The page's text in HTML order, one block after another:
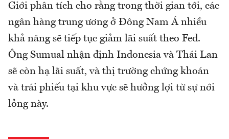
Giới phân tích cho rằng trong thời gian tới, các
ngân hàng trung ương ở Đông Nam Á nhiều
khả năng sẽ tiếp tục giảm lãi suất theo Fed.
Ông Sumual nhận định Indonesia và Thái Lan
sẽ còn hạ lãi suất, và thị trường chứng khoán
và trái phiếu tại khu vực sẽ hưởng lợi từ sự nới
lỏng này.